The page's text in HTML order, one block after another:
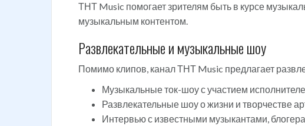
ТНТ Music помогает зрителям быть в курсе
музыкальным контентом.
Развлекательные и музыкальные шоу
Помимо клипов, канал ТНТ Music предлагает
Музыкальные ток-шоу с участием
Развлекательные шоу о жизни и творчестве
Интервью с известными музыкантами,